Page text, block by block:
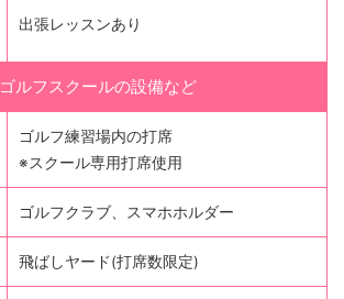
出張レッスンあり
ゴルフスクールの設備など
ゴルフ練習場内の打席
※スクール専用打席使用
ゴルフクラブ、スマホホルダー
飛ばしヤード(打席数限定)